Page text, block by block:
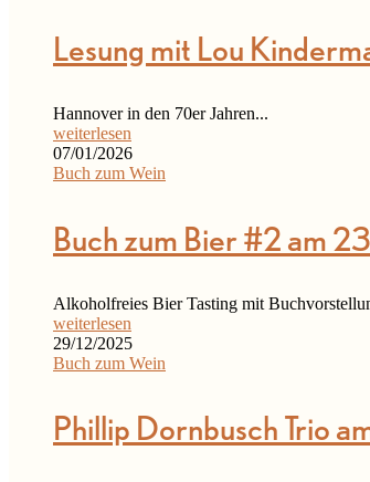
Lesung mit Lou
Hannover in den 70er Jahren...
weiterlesen
07/01/2026
Buch zum Wein
Buch zum Bier #2 am
Alkoholfreies Bier Tasting mit
weiterlesen
29/12/2025
Buch zum Wein
Phillip Dornbusch Trio